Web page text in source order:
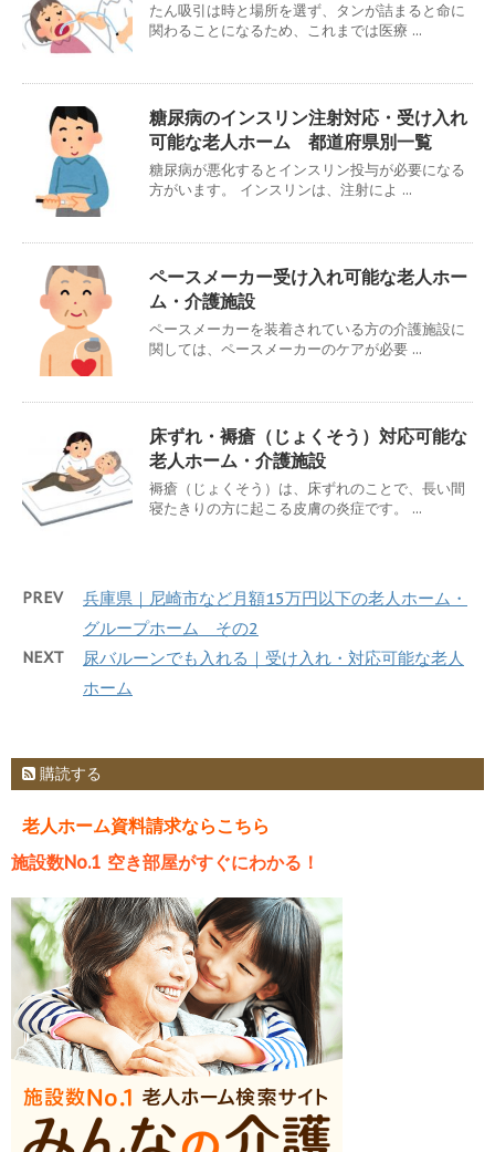
たん吸引は時と場所を選ず、タンが詰まると命に
関わることになるため、これまでは医療 ...
糖尿病のインスリン注射対応・受け入れ
可能な老人ホーム 都道府県別一覧
糖尿病が悪化するとインスリン投与が必要になる
方がいます。 インスリンは、注射によ ...
ペースメーカー受け入れ可能な老人ホー
ム・介護施設
ペースメーカーを装着されている方の介護施設に
関しては、ペースメーカーのケアが必要 ...
床ずれ・褥瘡（じょくそう）対応可能な
老人ホーム・介護施設
褥瘡（じょくそう）は、床ずれのことで、長い間
寝たきりの方に起こる皮膚の炎症です。 ...
PREV
兵庫県｜尼崎市など月額15万円以下の老人ホーム・
グループホーム その2
NEXT
尿バルーンでも入れる｜受け入れ・対応可能な老人
ホーム
購読する
老人ホーム資料請求ならこちら
施設数No.1 空き部屋がすぐにわかる！